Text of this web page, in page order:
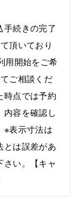
手続きの完了
頂いており
用開始をご希
ご相談くだ
時点では予約
内容を確認し
※表示寸法は
とは誤差があ
さい。【キャ